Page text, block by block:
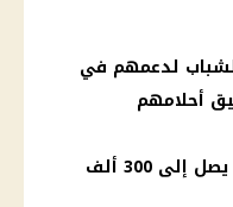
لدعمهم في
أحلامهم
الحد الأقصى لقيمة القرض يصل إلى 300 ألف